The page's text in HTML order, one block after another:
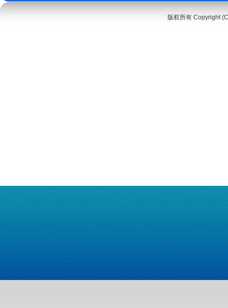
版权所有 Copyright